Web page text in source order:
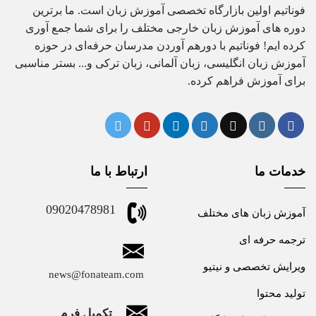
فوناتیم اولین بازارگاه تخصصی آموزش زبان است. ما برترین
دوره های آموزش زبان خارجی مختلف را برای شما جمع آوری
کرده ایم! فوناتیم با دورهم آوردن مدرسان حرفه‌ای در حوزه
آموزش زبان انگلیسی، زبان آلمانی، زبان ترکی و... بستر مناسبی
برای آموزش فراهم کرده.
خدمات ما
آموزش زبان های مختلف
ترجمه حرفه ای
ویرایش تخصصی و نیتیو
تولید محتوا
ارتباط با ما
09020478981
news@fonateam.com